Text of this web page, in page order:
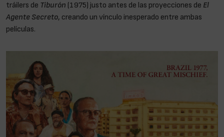
tráilers de Tiburón (1975) justo antes de las proyecciones de El
Agente Secreto, creando un vínculo inesperado entre ambas
películas.